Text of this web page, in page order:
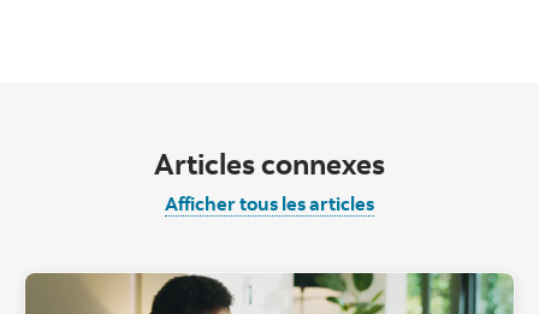
Articles connexes
Afficher tous les articles